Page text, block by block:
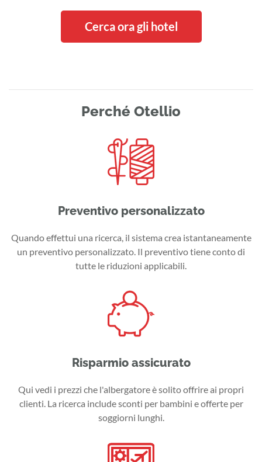
Cerca ora gli hotel
Perché Otellio
Preventivo personalizzato
Quando effettui una ricerca, il sistema crea istantaneamente
un preventivo personalizzato. Il preventivo tiene conto di
tutte le riduzioni applicabili.
Risparmio assicurato
Qui vedi i prezzi che l'albergatore è solito offrire ai propri
clienti. La ricerca include sconti per bambini e offerte per
soggiorni lunghi.